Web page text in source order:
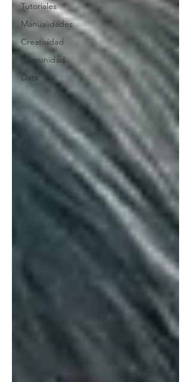
Tutoriales
Manualidades
Creatividad
Comunidad
Data